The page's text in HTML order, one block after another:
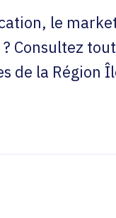
le
Consultez
de la Région